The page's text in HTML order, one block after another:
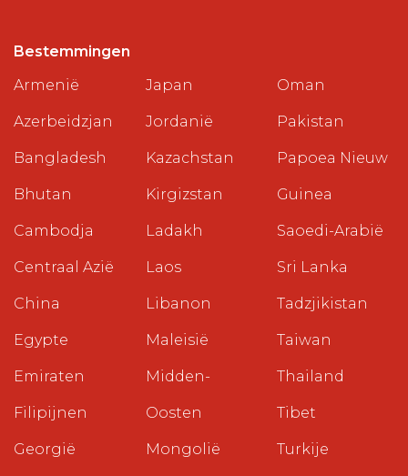
Bestemmingen
Armenië
Azerbeidzjan
Bangladesh
Bhutan
Cambodja
Centraal Azië
China
Egypte
Emiraten
Filipijnen
Georgië
Japan
Jordanië
Kazachstan
Kirgizstan
Ladakh
Laos
Libanon
Maleisië
Midden-
Oosten
Mongolië
Oman
Pakistan
Papoea Nieuw
Guinea
Saoedi-Arabië
Sri Lanka
Tadzjikistan
Taiwan
Thailand
Tibet
Turkije